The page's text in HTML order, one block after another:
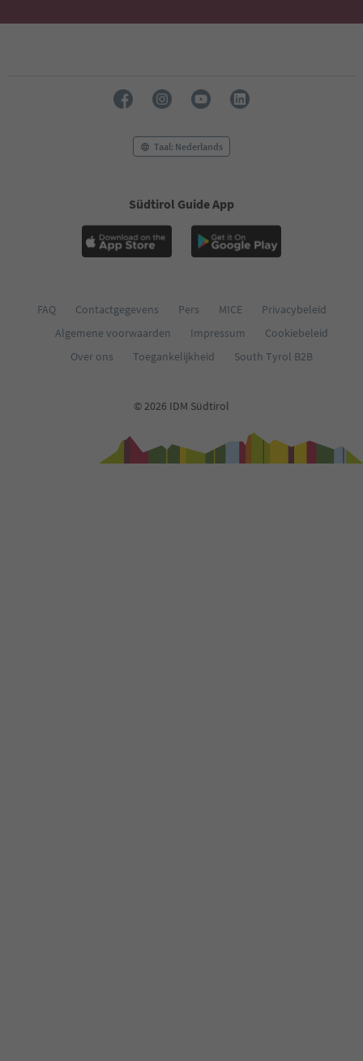
Taal: Nederlands
Südtirol Guide App
FAQ Contactgegevens Pers MICE
Privacybeleid
Algemene voorwaarden
Impressum
Cookiebeleid
Over ons
Toegankelijkheid South Tyrol B2B
© 2026 IDM Südtirol